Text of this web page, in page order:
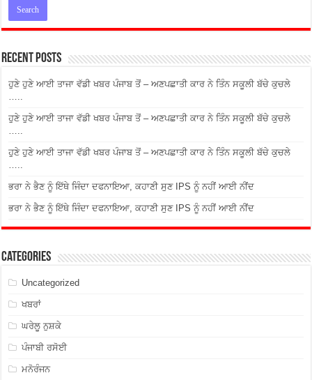
Recent Posts
ਹੁਣੇ ਹੁਣੇ ਆਈ ਤਾਜਾ ਵੱਡੀ ਖਬਰ ਪੰਜਾਬ ਤੋਂ – ਅਣਪਛਾਤੀ ਕਾਰ ਨੇ ਤਿੰਨ ਸਕੂਲੀ ਬੱਚੇ ਕੁਚਲੇ
…..
ਹੁਣੇ ਹੁਣੇ ਆਈ ਤਾਜਾ ਵੱਡੀ ਖਬਰ ਪੰਜਾਬ ਤੋਂ – ਅਣਪਛਾਤੀ ਕਾਰ ਨੇ ਤਿੰਨ ਸਕੂਲੀ ਬੱਚੇ ਕੁਚਲੇ
…..
ਹੁਣੇ ਹੁਣੇ ਆਈ ਤਾਜਾ ਵੱਡੀ ਖਬਰ ਪੰਜਾਬ ਤੋਂ – ਅਣਪਛਾਤੀ ਕਾਰ ਨੇ ਤਿੰਨ ਸਕੂਲੀ ਬੱਚੇ ਕੁਚਲੇ
…..
ਭਰਾ ਨੇ ਭੈਣ ਨੂੰ ਇੱਥੇ ਜਿੰਦਾ ਦਫਨਾਇਆ, ਕਹਾਣੀ ਸੁਣ IPS ਨੂੰ ਨਹੀਂ ਆਈ ਨੀਂਦ
ਭਰਾ ਨੇ ਭੈਣ ਨੂੰ ਇੱਥੇ ਜਿੰਦਾ ਦਫਨਾਇਆ, ਕਹਾਣੀ ਸੁਣ IPS ਨੂੰ ਨਹੀਂ ਆਈ ਨੀਂਦ
Categories
Uncategorized
ਖਬਰਾਂ
ਘਰੇਲੂ ਨੁਸ਼ਕੇ
ਪੰਜਾਬੀ ਰਸੋਈ
ਮਨੋਰੰਜਨ